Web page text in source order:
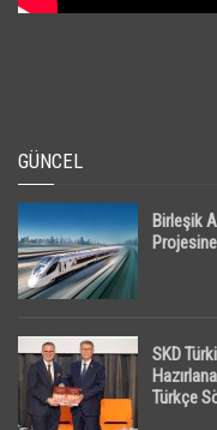
GÜNCEL
Birleşik
SKD
Türkçe